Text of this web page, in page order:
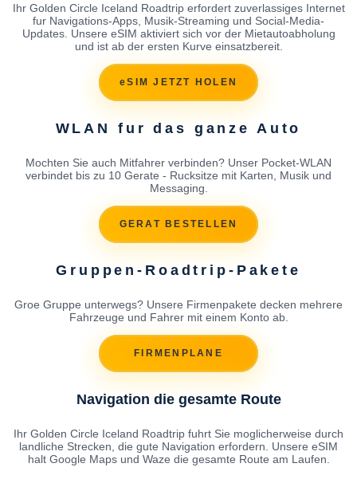
Ihr Golden Circle Iceland Roadtrip erfordert zuverlassiges Internet
fur Navigations-Apps, Musik-Streaming und Social-Media-
Updates. Unsere eSIM aktiviert sich vor der Mietautoabholung
und ist ab der ersten Kurve einsatzbereit.
eSIM JETZT HOLEN
WLAN fur das ganze Auto
Mochten Sie auch Mitfahrer verbinden? Unser Pocket-WLAN
verbindet bis zu 10 Gerate - Rucksitze mit Karten, Musik und
Messaging.
GERAT BESTELLEN
Gruppen-Roadtrip-Pakete
Groe Gruppe unterwegs? Unsere Firmenpakete decken mehrere
Fahrzeuge und Fahrer mit einem Konto ab.
FIRMENPLANE
Navigation die gesamte Route
Ihr Golden Circle Iceland Roadtrip fuhrt Sie moglicherweise durch
landliche Strecken, die gute Navigation erfordern. Unsere eSIM
halt Google Maps und Waze die gesamte Route am Laufen.